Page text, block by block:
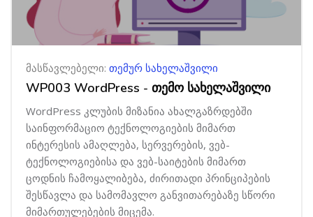
მასწავლებელი: თემურ სახელაშვილი
WP003 WordPress - თემო სახელაშვილი
WordPress კლუბის მიზანია ახალგაზრდებში
საინფორმაციო ტექნოლოგიების მიმართ
ინტერესის ამაღლება, სერვერების, ვებ-
ტექნოლოგიებისა და ვებ-საიტების მიმართ
ცოდნის ჩამოყალიბება, ძირითადი პრინციპების
შესწავლა და სამომავლო განვითარებაზე სწორი
მიმართულებების მიცემა.